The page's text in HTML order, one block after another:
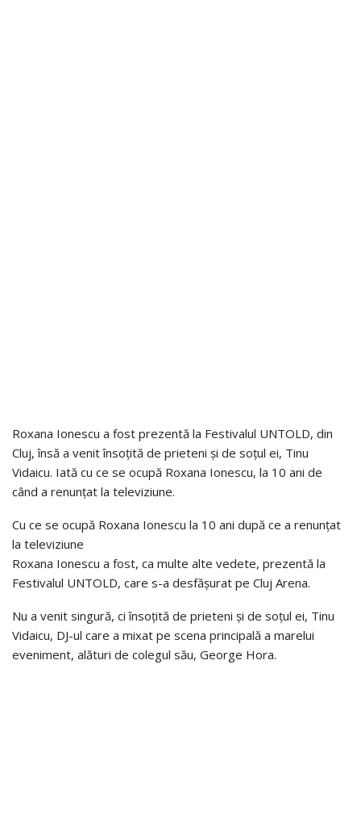
Roxana Ionescu a fost prezentă la Festivalul UNTOLD, din
Cluj, însă a venit însoțită de prieteni și de soțul ei, Tinu
Vidaicu. Iată cu ce se ocupă Roxana Ionescu, la 10 ani de
când a renunțat la televiziune.
Cu ce se ocupă Roxana Ionescu la 10 ani după ce a renunțat
la televiziune
Roxana Ionescu a fost, ca multe alte vedete, prezentă la
Festivalul UNTOLD, care s-a desfășurat pe Cluj Arena.
Nu a venit singură, ci însoțită de prieteni și de soțul ei, Tinu
Vidaicu, DJ-ul care a mixat pe scena principală a marelui
eveniment, alături de colegul său, George Hora.